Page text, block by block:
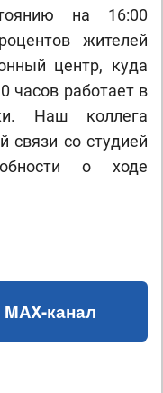
на 16:00
жителей
центр, куда
часов работает в
Наш коллега
связи со студией
о ходе
MAX-канал